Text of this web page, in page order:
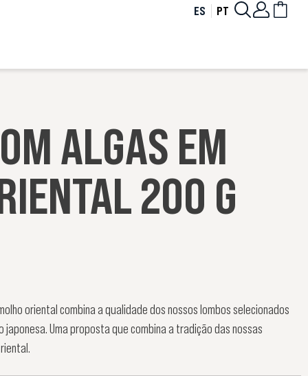
ES PT
ALGAS EM
200 G
oriental combina a qualidade dos nossos lombos selecionados
japonesa. Uma proposta que combina a tradição das nossas